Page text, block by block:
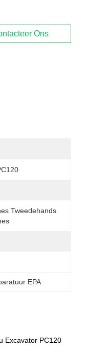
Ons
Tweedehands
EPA
Excavator PC120